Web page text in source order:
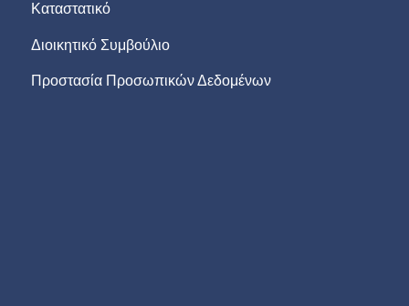
Καταστατικό
Διοικητικό Συμβούλιο
Προστασία Προσωπικών Δεδομένων